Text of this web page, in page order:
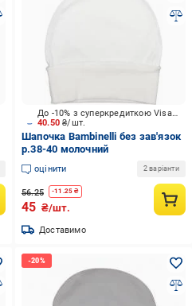
40.50₴/шт.
До -10% з суперкредиткою Visa Вигода
Шапочка Bambinelli без зав'язок
р.38-40 молочний
оцінити 2 варіанти
56.25 -11.25 ₴
45 ₴/шт.
Доставимо